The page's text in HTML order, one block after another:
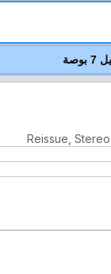
بوصة
Reissue,